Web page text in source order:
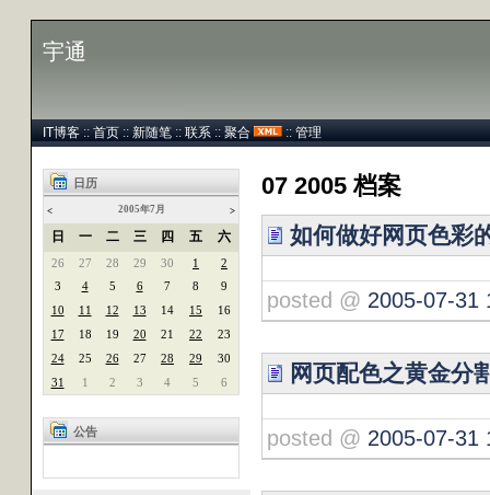
宇通
IT博客 :: 首页 :: 新随笔 :: 联系 :: 聚合 :: 管理
日历
< 2005年7月 >
日 一 二 三 四 五 六
26 27 28 29 30 1
2
3
4 5 6 7 8
9
10
11 12 13 14 15
16
17
18 19 20 21 22
23
24
25 26 27 28 29
30
31
1 2 3 4 5 6
公告
07 2005 档案
如何做好网页色彩
posted @ 2005-07-31
网页配色之黄金分
posted @ 2005-07-31